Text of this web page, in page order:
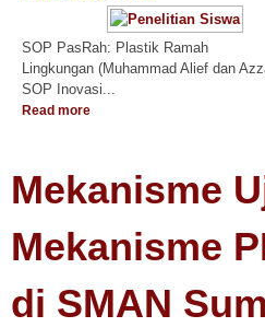
SOP PasRah: Plastik Ramah
Lingkungan (Muhammad Alief dan
SOP Inovasi...
Read more
Mekanisme
Mekanisme
di SMAN